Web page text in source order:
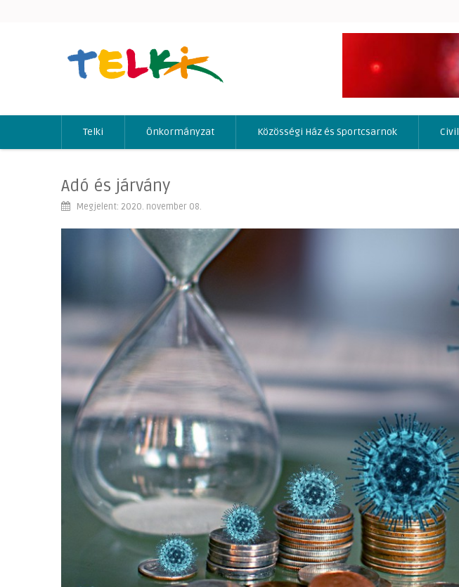
Telki Önkormányzat Közösségi Ház és Sportcsarnok Civil
Adó és járvány
Megjelent: 2020. november 08.